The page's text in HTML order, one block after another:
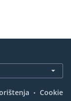
. Cookie